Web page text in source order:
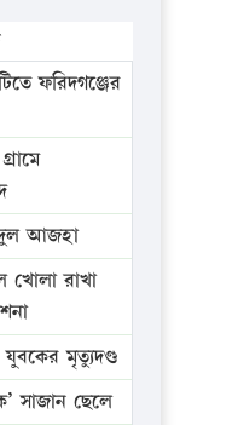
ফরিদগঞ্জের
আজহা
রাখা
মৃত্যুদণ্ড
সাজান ছেলে